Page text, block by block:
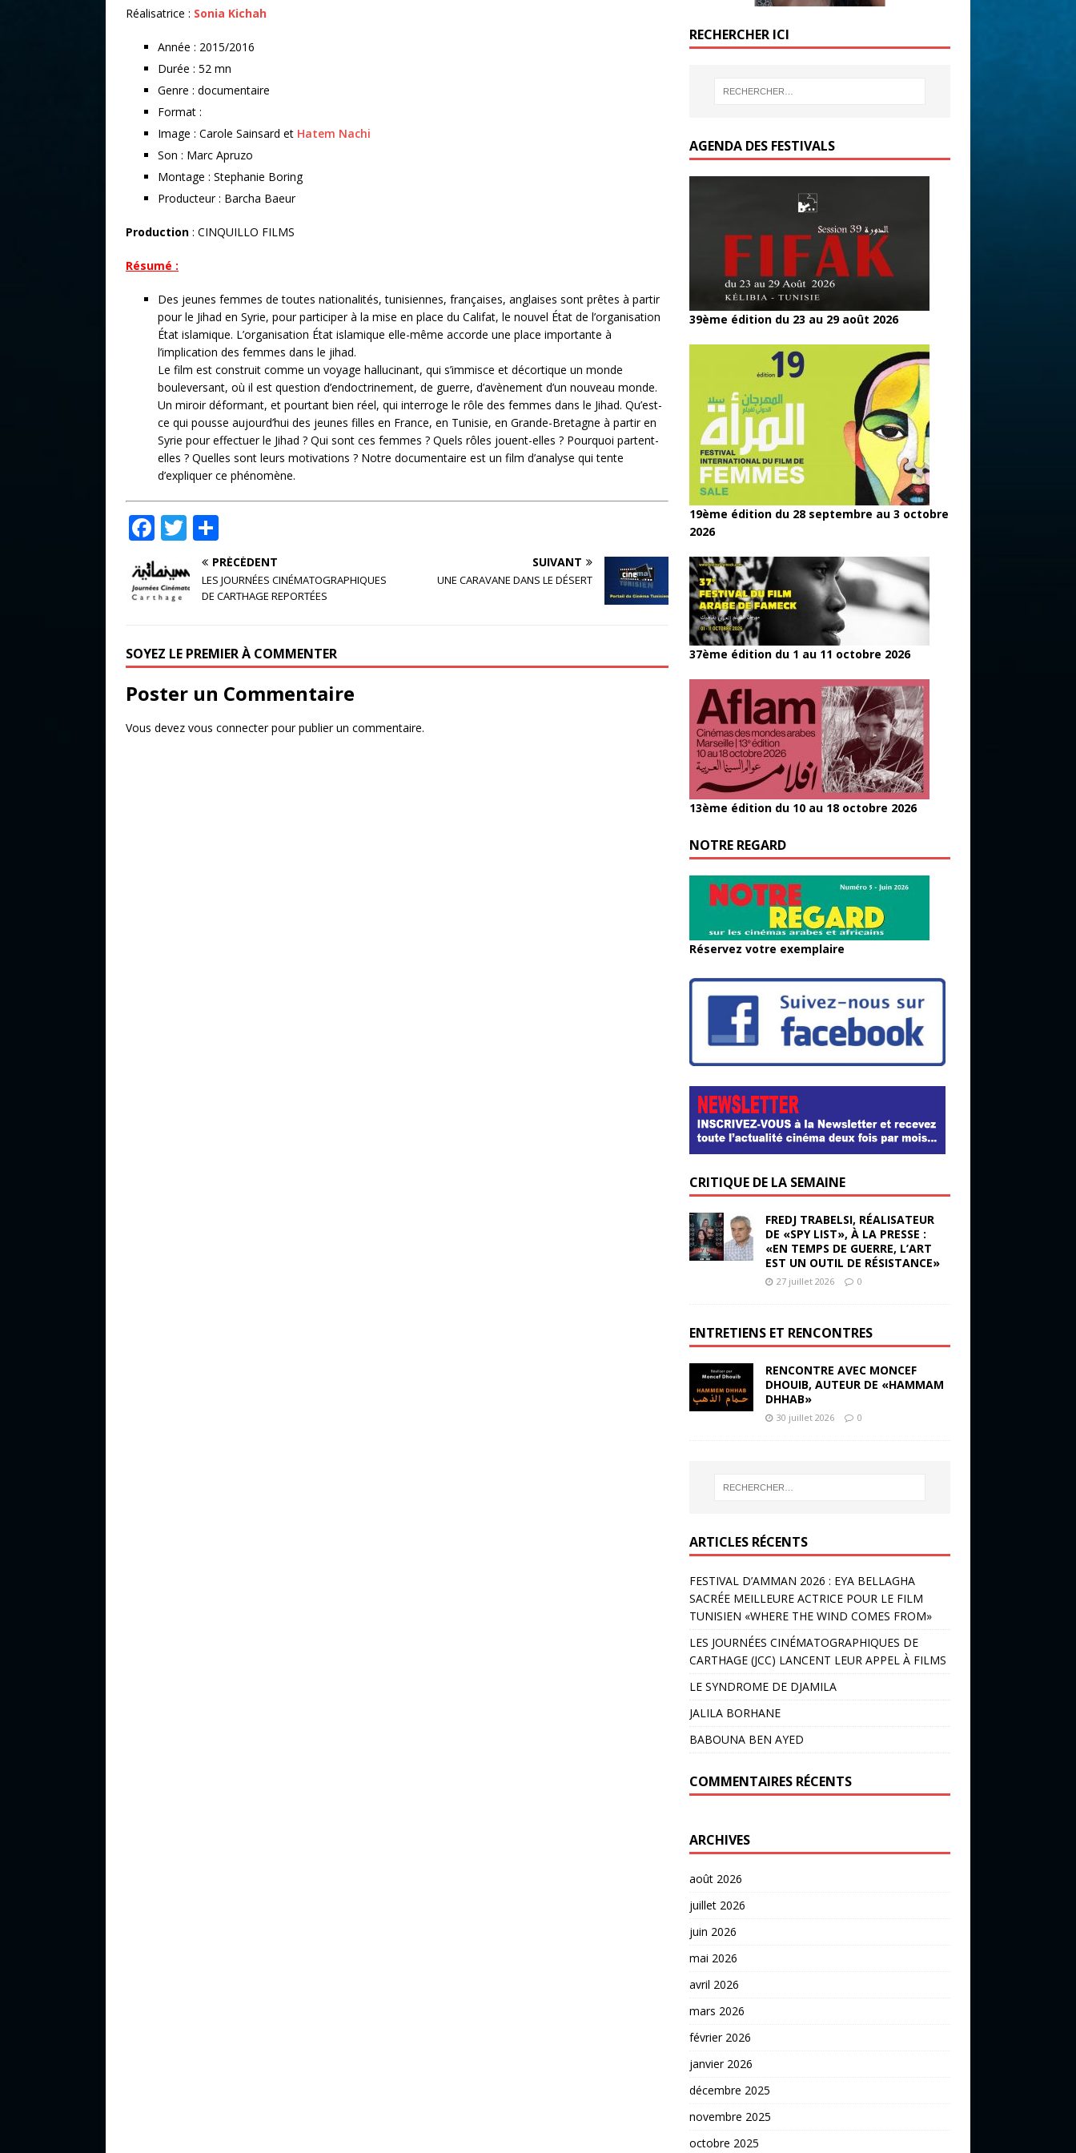
Réalisatrice : Sonia Kichah
Année : 2015/2016
Durée : 52 mn
Genre : documentaire
Format :
Image : Carole Sainsard et Hatem Nachi
Son : Marc Apruzo
Montage : Stephanie Boring
Producteur : Barcha Baeur
Production : CINQUILLO FILMS
Résumé :
Des jeunes femmes de toutes nationalités, tunisiennes, françaises, anglaises sont prêtes à partir
pour le Jihad en Syrie, pour participer à la mise en place du Califat, le nouvel État de l’organisation
État islamique. L’organisation État islamique elle-même accorde une place importante à
l’implication des femmes dans le jihad.
Le film est construit comme un voyage hallucinant, qui s’immisce et décortique un monde
bouleversant, où il est question d’endoctrinement, de guerre, d’avènement d’un nouveau monde.
Un miroir déformant, et pourtant bien réel, qui interroge le rôle des femmes dans le Jihad. Qu’est-
ce qui pousse aujourd’hui des jeunes filles en France, en Tunisie, en Grande-Bretagne à partir en
Syrie pour effectuer le Jihad ? Qui sont ces femmes ? Quels rôles jouent-elles ? Pourquoi partent-
elles ? Quelles sont leurs motivations ? Notre documentaire est un film d’analyse qui tente
d’expliquer ce phénomène.
F
a
c
e
o
o
k
T
w
it
te
ar
ta
g
r
PRÉCÉDENT
LES JOURNÉES CINÉMATOGRAPHIQUES
DE CARTHAGE REPORTÉES
SUIVANT
UNE CARAVANE DANS LE DÉSERT
SOYEZ LE PREMIER À COMMENTER
Poster un Commentaire
Vous devez vous connecterpour publier un commentaire.
RECHERCHER ICI
AGENDA DES FESTIVALS
39ème édition du 23 au 29 août 2026
19ème édition du 28 septembre au 3 octobre
2026
37ème édition du 1 au 11 octobre 2026
13ème édition du 10 au 18 octobre 2026
NOTRE REGARD
Réservez votre exemplaire
CRITIQUE DE LA SEMAINE
FREDJ TRABELSI, RÉALISATEUR
DE «SPY LIST», À LA PRESSE :
«EN TEMPS DE GUERRE, L’ART
EST UN OUTIL DE RÉSISTANCE»
27 juillet 2026 0
ENTRETIENS ET RENCONTRES
RENCONTRE AVEC MONCEF
DHOUIB, AUTEUR DE «HAMMAM
DHHAB»
30 juillet 2026 0
ARTICLES RÉCENTS
FESTIVAL D’AMMAN 2026 : EYA BELLAGHA
SACRÉE MEILLEURE ACTRICE POUR LE FILM
TUNISIEN «WHERE THE WIND COMES FROM»
LES JOURNÉES CINÉMATOGRAPHIQUES DE
CARTHAGE (JCC) LANCENT LEUR APPEL À FILMS
LE SYNDROME DE DJAMILA
JALILA BORHANE
BABOUNA BEN AYED
COMMENTAIRES RÉCENTS
ARCHIVES
août 2026
juillet 2026
juin 2026
mai 2026
avril 2026
mars 2026
février 2026
janvier 2026
décembre 2025
novembre 2025
octobre 2025